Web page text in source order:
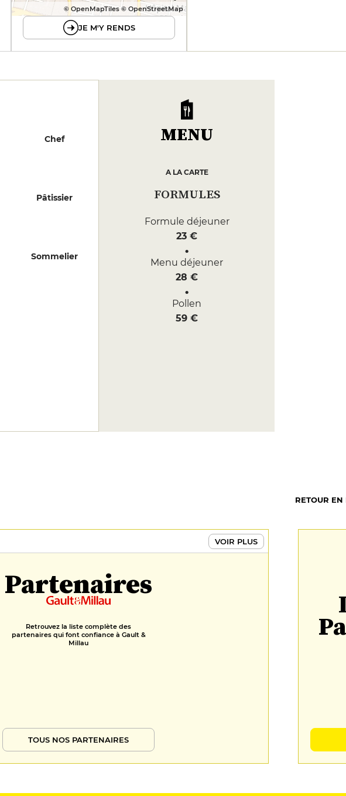
© OpenMapTiles © OpenStreetMap
JE M'Y RENDS
Chef
Pâtissier
Sommelier
MENU
A LA CARTE
FORMULES
Formule déjeuner
23 €
Menu déjeuner
28 €
Pollen
59 €
RETOUR EN
VOIR PLUS
Partenaires
Retrouvez la liste complète des
partenaires qui font confiance à Gault &
Millau
TOUS NOS PARTENAIRES